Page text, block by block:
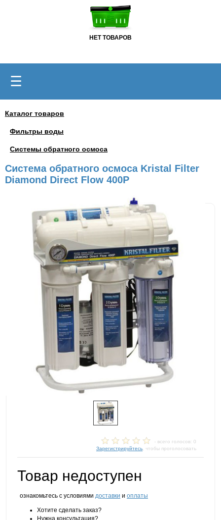
НЕТ ТОВАРОВ
☰
Каталог товаров
Фильтры воды
Системы обратного осмоса
Система обратного осмоса Kristal Filter
Diamond Direct Flow 400P
- всего голосов: 0
Зарегистрируйтесь , чтобы проголосовать
Товар недоступен
ознакомьтесь с условиями доставки и оплаты
Хотите сделать заказ?
Нужна консультация?